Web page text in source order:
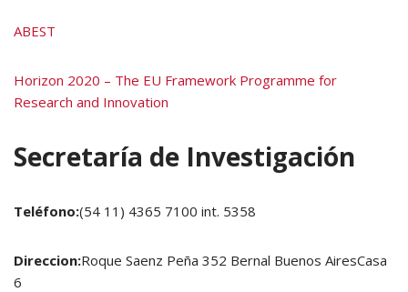
ABEST
Horizon 2020 – The EU Framework Programme for
Research and Innovation
Secretaría de Investigación
Teléfono:(54 11) 4365 7100 int. 5358
Direccion:Roque Saenz Peña 352 Bernal Buenos AiresCasa
6